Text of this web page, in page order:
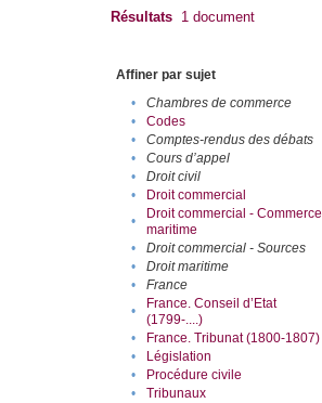
Résultats 1 document
Affiner par sujet
•
Chambres de commerce
•
Codes
•
Comptes-rendus des débats
•
Cours d’appel
•
Droit civil
•
Droit commercial
•
Droit commercial - Commerce
maritime
• Droit commercial - Sources
•
Droit maritime
•
France
•
France. Conseil d’Etat
(1799-....)
• France. Tribunat (1800-1807)
•
Législation
•
Procédure civile
•
Tribunaux